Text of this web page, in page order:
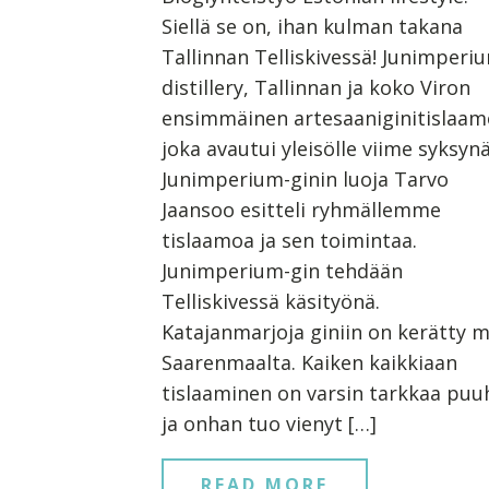
Siellä se on, ihan kulman takana
Tallinnan Telliskivessä!
distillery, Tallinnan ja koko Viron
ensimmäinen
joka avautui yleisölle viime
Junimperium-ginin luoja Tarvo
Jaansoo esitteli ryhmällemme
tislaamoa ja sen toimintaa.
Junimperium-gin tehdään
Telliskivessä käsityönä.
Katajanmarjoja giniin on kerätty
Saarenmaalta. Kaiken kaikkiaan
tislaaminen on varsin tarkkaa
ja onhan tuo vienyt […]